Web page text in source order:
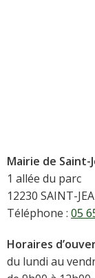
Mairie de Saint-
1 allée du parc
12230 SAINT-
Téléphone : 05
Horaires
du lundi au